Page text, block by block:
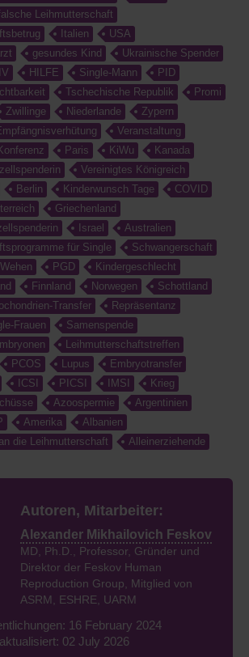
Leihmutterschaft
Italien
USA
gesundes Kind
Ukrainische Spender
HILFE Single-Mann
PID
Tschechische Republik
Promi
Zwillinge Niederlande
Zypern
Veranstaltung
Paris KiWu
Kanada
Vereinigtes Königreich
Berlin Kinderwunsch Tage
COVID
Griechenland
Israel
Australien
für Single
Schwangerschaft
Wehen PGD
Kindergeschlecht
Finnland Norwegen
Schottland
Transfer
Repräsentanz
Frauen
Samenspende
Leihmutterschaftstreffen
PCOS Lupus
Embryotransfer
ICSI PICSI IMSI
Krieg
Azoospermie
Argentinien
Amerika
Albanien
die Leihmutterschaft
Alleinerziehende
Autoren, Mitarbeiter:
Alexander Mikhailovich Feskov
MD, Ph.D., Professor, Gründer und
Direktor der Feskov Human
Reproduction Group, Mitglied von
ASRM, ESHRE, UARM
16 February 2024
aktualisiert: 02 July 2026